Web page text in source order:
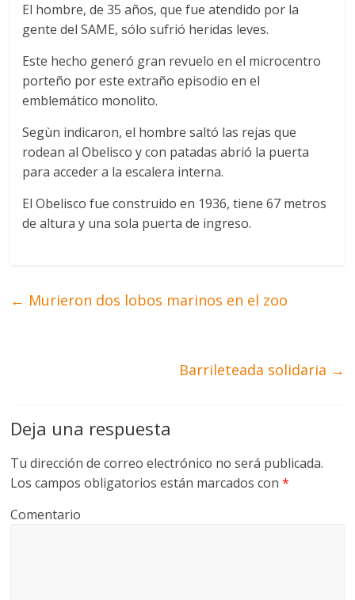
El hombre, de 35 años, que fue atendido por la
gente del SAME, sólo sufrió heridas leves.
Este hecho generó gran revuelo en el microcentro
porteño por este extraño episodio en el
emblemático monolito.
Segùn indicaron, el hombre saltó las rejas que
rodean al Obelisco y con patadas abrió la puerta
para acceder a la escalera interna.
El Obelisco fue construido en 1936, tiene 67 metros
de altura y una sola puerta de ingreso.
← Murieron dos lobos marinos en el zoo
Barrileteada solidaria →
Deja una respuesta
Tu dirección de correo electrónico no será publicada.
Los campos obligatorios están marcados con*
Comentario